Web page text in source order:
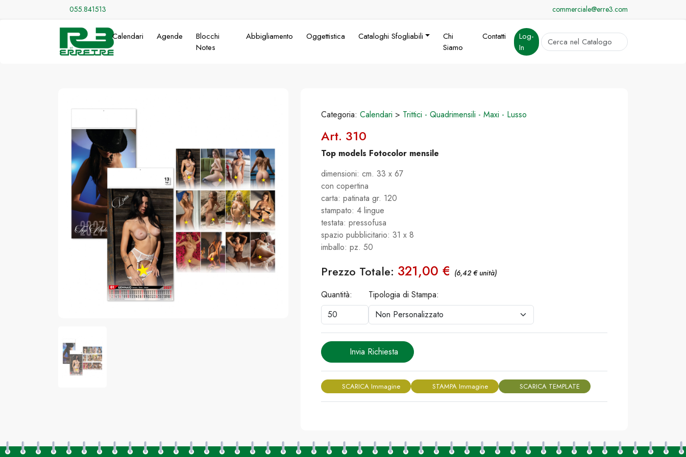
055.841513 commerciale@erre3.com
Calendari Agende
Blocchi
Notes
Abbigliamento Oggettistica Cataloghi Sfogliabili
Chi
Siamo
Contatti
Log-
In
cerca
Categoria: Calendari > Trittici - Quadrimensili - Maxi - Lusso
Art. 310
Top models Fotocolor mensile
dimensioni: cm. 33 x 67
con copertina
carta: patinata gr. 120
stampato: 4 lingue
testata: pressofusa
spazio pubblicitario: 31 x 8
imballo: pz. 50
Prezzo Totale: 321,00 € (6,42 € unità)
Quantità: Tipologia di Stampa:
Invia Richiesta
SCARICA Immagine STAMPA Immagine SCARICA TEMPLATE